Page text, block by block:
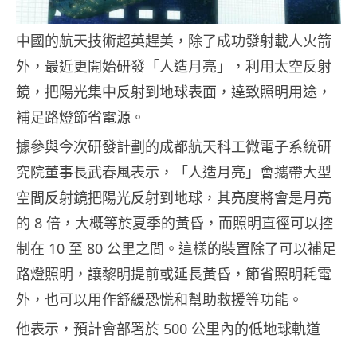
中國的航天技術超英趕美，除了成功發射載人火箭
外，最近更開始研發「人造月亮」，利用太空反射
鏡，把陽光集中反射到地球表面，達致照明用途，
補足路燈節省電源。
據參與今次研發計劃的成都航天科工微電子系統研
究院董事長武春風表示，「人造月亮」會攜帶大型
空間反射鏡把陽光反射到地球，其亮度將會是月亮
的 8 倍，大概等於夏季的黃昏，而照明直徑可以控
制在 10 至 80 公里之間。這樣的裝置除了可以補足
路燈照明，讓黎明提前或延長黃昏，節省照明耗電
外，也可以用作舒緩恐慌和幫助救援等功能。
他表示，預計會部署於 500 公里內的低地球軌道